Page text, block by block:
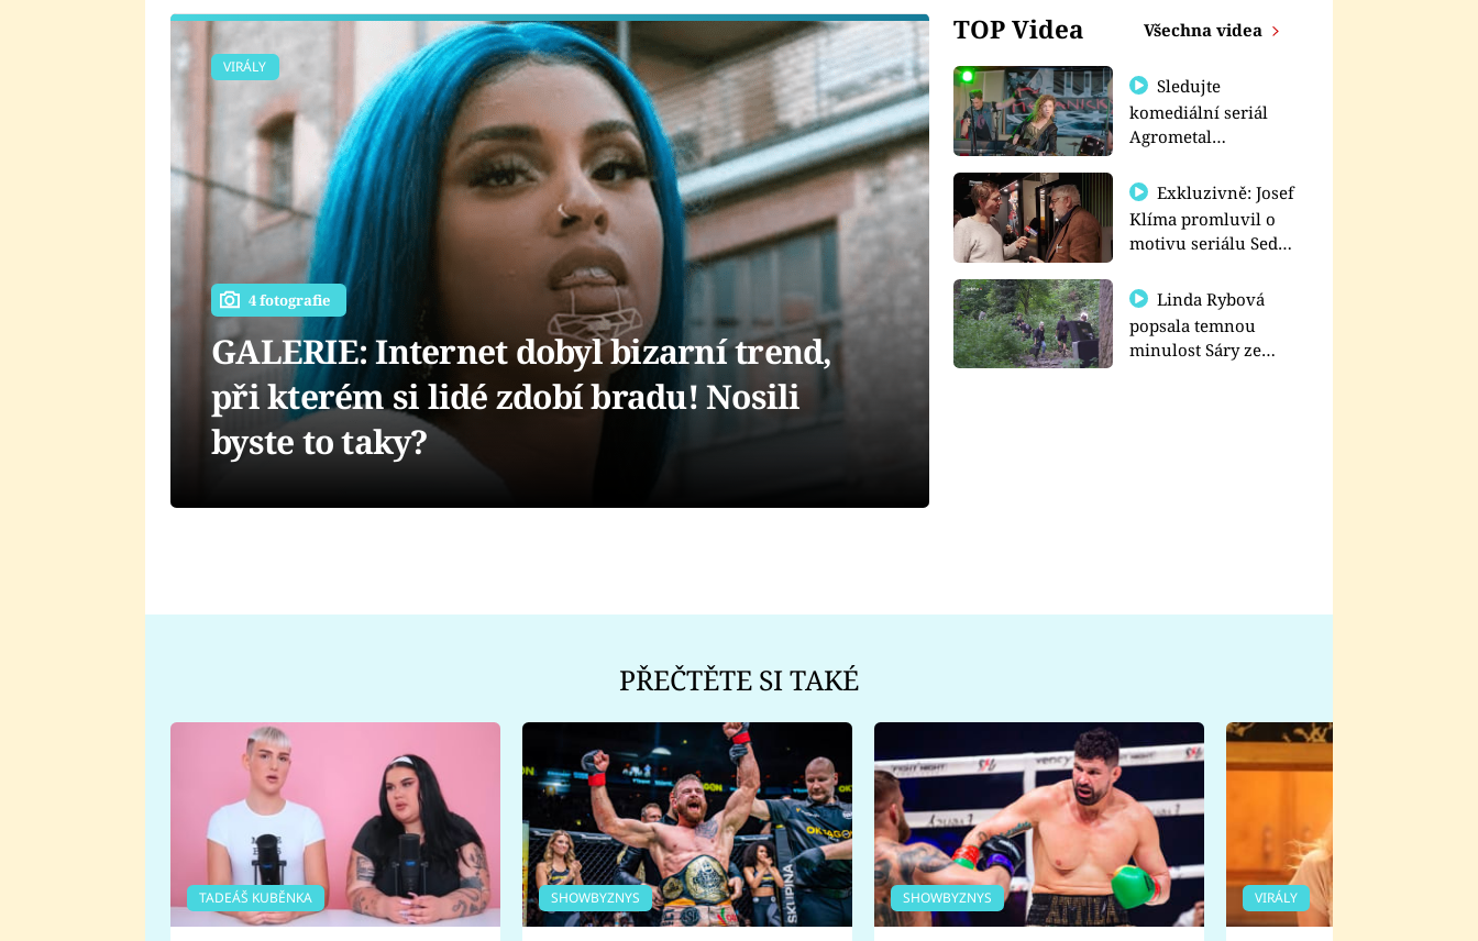
TOP Videa Všechna videa
Sledujte
komediální seriál
Agrometal
prima+
Exkluzivně: Josef
Klíma promluvil o
motivu seriálu Sedm
Linda Rybová
popsala temnou
minulost Sáry ze
VIRÁLY
4 fotografie
GALERIE: Internet dobyl bizarní trend,
při kterém si lidé zdobí bradu! Nosili
byste to taky?
PŘEČTĚTE SI TAKÉ
TADEÁŠ KUBĚNKA SHOWBYZNYS SHOWBYZNYS VIRÁLY